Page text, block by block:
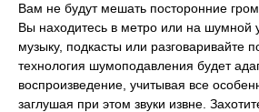
Вам не будут мешать посторонние
Вы находитесь в метро или на шумной
музыку, подкасты или разговаривайте
технология шумоподавления будет
воспроизведение, учитывая все
заглушая при этом звуки извне.